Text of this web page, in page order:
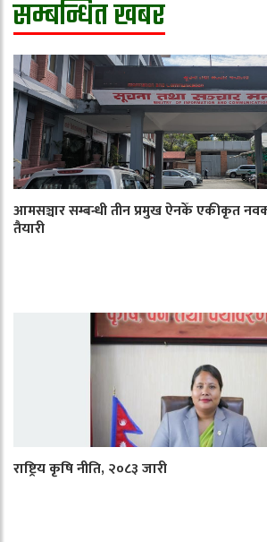
सम्बन्धित खबर
आमसञ्चार सम्बन्धी तीन प्रमुख ऐनकेँ एकीकृत
तैयारी
राष्ट्रिय कृषि नीति, २०८३ जारी